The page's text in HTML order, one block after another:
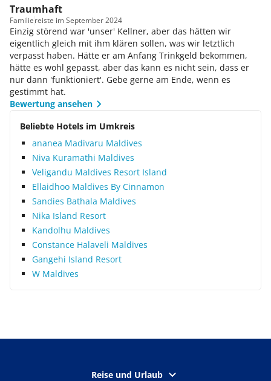
Traumhaft
Familiereiste im September 2024
Einzig störend war 'unser' Kellner, aber das hätten wir
eigentlich gleich mit ihm klären sollen, was wir letztlich
verpasst haben. Hätte er am Anfang Trinkgeld bekommen,
hätte es wohl gepasst, aber das kann es nicht sein, dass er
nur dann 'funktioniert'. Gebe gerne am Ende, wenn es
gestimmt hat.
Bewertung ansehen
Beliebte Hotels im Umkreis
ananea Madivaru Maldives
Niva Kuramathi Maldives
Veligandu Maldives Resort Island
Ellaidhoo Maldives By Cinnamon
Sandies Bathala Maldives
Nika Island Resort
Kandolhu Maldives
Constance Halaveli Maldives
Gangehi Island Resort
W Maldives
Reise und Urlaub